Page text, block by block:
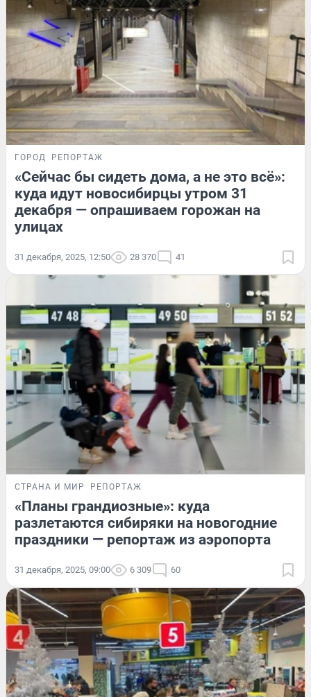
ГОРОД РЕПОРТАЖ
«Сейчас бы сидеть дома, а не это всё»:
куда идут новосибирцы утром 31
декабря — опрашиваем горожан на
улицах
31 декабря, 2025, 12:50 28 370 41
СТРАНА И МИР РЕПОРТАЖ
«Планы грандиозные»: куда
разлетаются сибиряки на новогодние
праздники — репортаж из аэропорта
31 декабря, 2025, 09:00 6 309 60